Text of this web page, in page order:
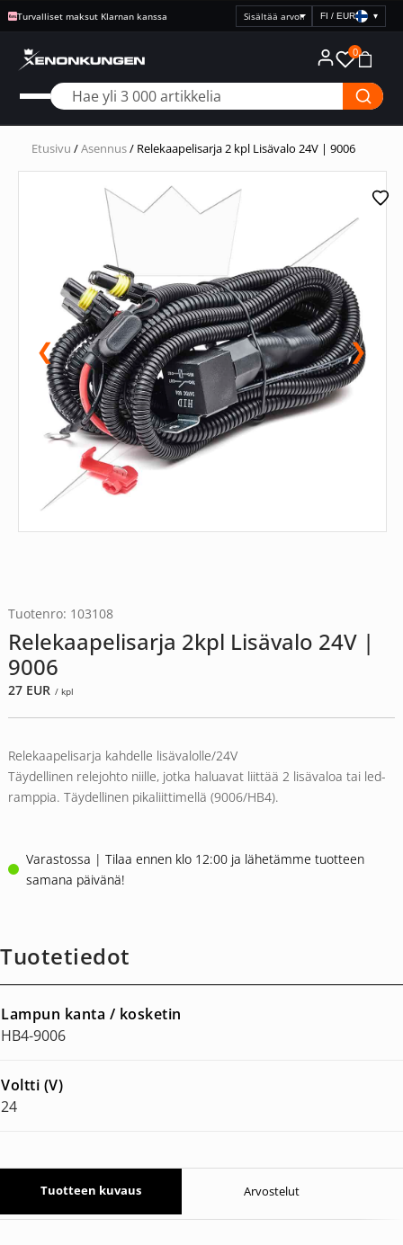
Turvalliset maksut Klarnan kanssa
Valitse
FI / EUR ▾
0
Etusivu /Asennus/ Relekaapelisarja 2 kpl Lisävalo 24V | 9006
❮ ❯
Tuotenro: 103108
Relekaapelisarja 2kpl Lisävalo 24V |
9006
27 EUR / kpl
Relekaapelisarja kahdelle lisävalolle/24V
Täydellinen relejohto niille, jotka haluavat liittää 2 lisävaloa tai led-
ramppia. Täydellinen pikaliittimellä (9006/HB4).
Varastossa | Tilaa ennen klo 12:00 ja lähetämme tuotteen
samana päivänä!
Tuotetiedot
Lampun kanta / kosketin
HB4-9006
Voltti (V)
24
Tuotteen kuvaus Arvostelut